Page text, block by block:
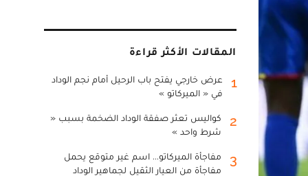
المقالات الأكثر قراءة
1
عرض خارجي يفتح باب الرحيل أمام نجم الوداد
في « الميركاتو »
2
كواليس تعثر صفقة الوداد الضخمة بسبب «
شرط واحد »
3
مفاجأة الميركاتو... اسم غير متوقع يحمل
مفاجأة من العيار الثقيل لجماهير الوداد